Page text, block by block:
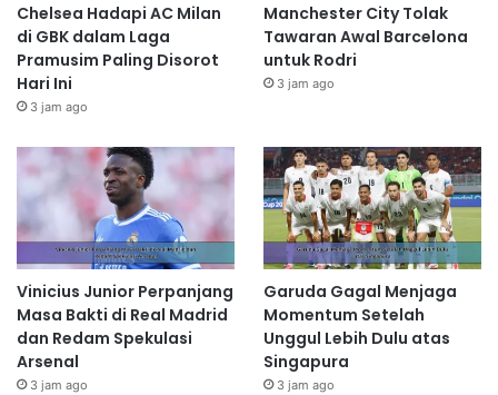
Chelsea Hadapi AC Milan
di GBK dalam Laga
Pramusim Paling Disorot
Hari Ini
3 jam ago
Manchester City Tolak
Tawaran Awal Barcelona
untuk Rodri
3 jam ago
Vinicius Junior Perpanjang
Masa Bakti di Real Madrid
dan Redam Spekulasi
Arsenal
3 jam ago
Garuda Gagal Menjaga
Momentum Setelah
Unggul Lebih Dulu atas
Singapura
3 jam ago